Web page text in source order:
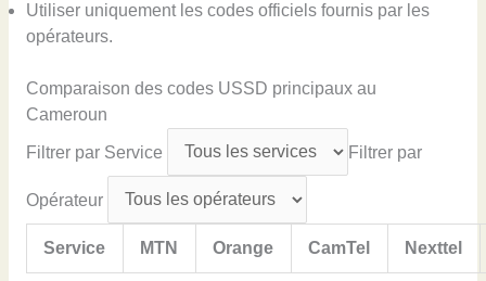
Utiliser uniquement les codes officiels fournis par les
opérateurs.
Comparaison des codes USSD principaux au
Cameroun
Filtrer par Service Filtrer par
Opérateur
Service MTN Orange CamTel Nexttel